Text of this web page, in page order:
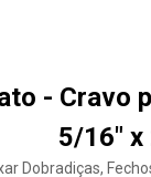
- Cravo
5/16" x
Dobradiças,